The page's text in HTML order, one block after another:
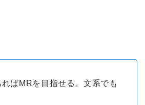
ばMRを目指せる。文系でも